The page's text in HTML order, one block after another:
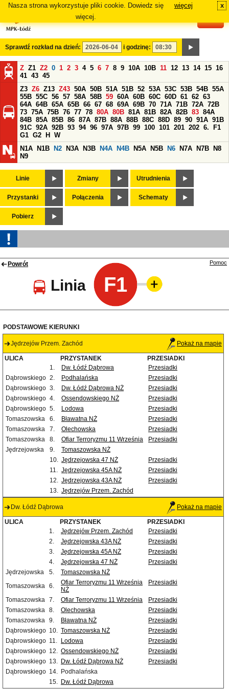
Nasza strona wykorzystuje pliki cookie. Dowiedz się
więcej.
więcej x
Sprawdź rozkład na dzień: i godzinę:
Z Z1 Z2 0 1 2 3 4 5 6 7 8 9 10A 10B 11 12 13 14 15 16
41 43 45
Z3 Z6 Z13 Z43 50A 50B 51A 51B 52 53A 53C 53B 54B 55A
55B 55C 56 57 58A 58B 59 60A 60B 60C 60D 61 62 63
64A 64B 65A 65B 66 67 68 69A 69B 70 71A 71B 72A 72B
73 75A 75B 76 77 78 80A 80B 81A 81B 82A 82B 83 84A
84B 85A 85B 86 87A 87B 88A 88B 88C 88D 89 90 91A 91B
91C 92A 92B 93 94 96 97A 97B 99 100 101 201 202 6.
F1
G1 G2 H
W
N1A
N1B N2 N3A N3B N4A N4B N5A N5B N6 N7A N7B
N8
N9
Linie Zmiany Utrudnienia
Przystanki Połączenia Schematy
Pobierz
Powrót
Linia F1
Pomoc
PODSTAWOWE KIERUNKI
Jędrzejów Przem. Zachód Pokaż na mapie
ULICA PRZYSTANEK
PRZESIADKI
1.
Dw. Łódź Dąbrowa
Przesiadki
Dąbrowskiego 2. Podhalańska
Przesiadki
Dąbrowskiego 3. Dw. Łódź Dąbrowa NŻ
Przesiadki
Dąbrowskiego 4. Ossendowskiego NŻ
Przesiadki
Dąbrowskiego 5. Lodowa
Przesiadki
Tomaszowska
6. Bławatna NŻ
Przesiadki
Tomaszowska
7. Olechowska
Przesiadki
Tomaszowska
8. Ofiar Terroryzmu 11 Września
Przesiadki
Jędrzejowska
9.
Tomaszowska NŻ
10. Jędrzejowska 47 NŻ
Przesiadki
11. Jędrzejowska 45A NŻ
Przesiadki
12. Jędrzejowska 43A NŻ
Przesiadki
13. Jędrzejów Przem. Zachód
Dw. Łódź Dąbrowa Pokaż na mapie
ULICA PRZYSTANEK
PRZESIADKI
1.
Jędrzejów Przem. Zachód
Przesiadki
2.
Jędrzejowska 43A NŻ
Przesiadki
3.
Jędrzejowska 45A NŻ
Przesiadki
4.
Jędrzejowska 47 NŻ
Przesiadki
Jędrzejowska
5.
Tomaszowska NŻ
Tomaszowska 6.
Ofiar Terroryzmu 11 Września
NŻ
Przesiadki
Tomaszowska 7. Ofiar Terroryzmu 11 Września
Przesiadki
Tomaszowska 8. Olechowska
Przesiadki
Tomaszowska 9. Bławatna NŻ
Przesiadki
Dąbrowskiego 10. Tomaszowska NŻ
Przesiadki
Dąbrowskiego 11. Lodowa
Przesiadki
Dąbrowskiego 12. Ossendowskiego NŻ
Przesiadki
Dąbrowskiego 13. Dw. Łódź Dąbrowa NŻ
Przesiadki
Dąbrowskiego 14. Podhalańska
15. Dw. Łódź Dąbrowa